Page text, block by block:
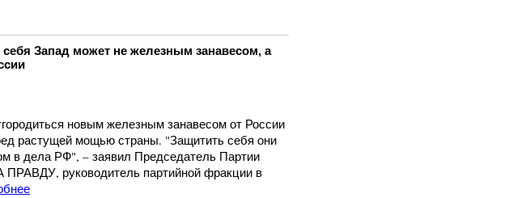
Запад может не железным занавесом, а
новым железным занавесом от России
растущей мощью страны. "Защитить себя они
в дела РФ", – заявил Председатель Партии
руководитель партийной фракции в